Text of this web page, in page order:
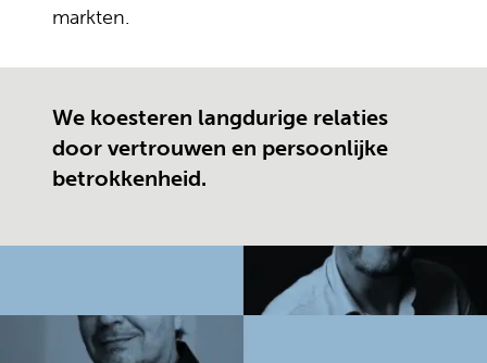
markten.
We koesteren langdurige relaties
door vertrouwen en persoonlijke
betrokkenheid.